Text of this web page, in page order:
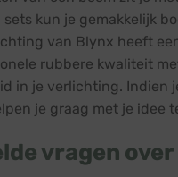
kun je gemakkelijk
van Blynx heeft
rubbere kwaliteit
in je verlichting. Indien
je graag met je idee
vragen